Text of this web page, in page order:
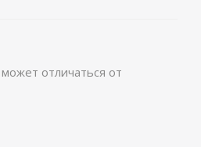
отличаться от